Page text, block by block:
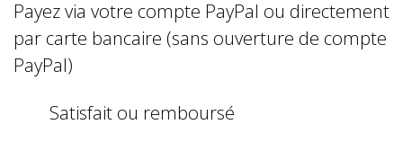
Payez via votre compte PayPal ou directement
par carte bancaire (sans ouverture de compte
PayPal)
Satisfait ou remboursé